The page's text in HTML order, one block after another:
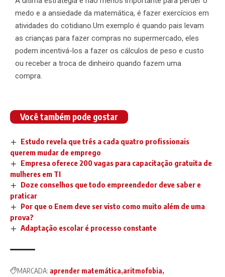
medo e a ansiedade da matemática, é fazer exercícios em
atividades do cotidiano.Um exemplo é quando pais levam
as crianças para fazer compras no supermercado, eles
podem incentivá-los a fazer os cálculos de peso e custo
ou receber a troca de dinheiro quando fazem uma
compra.
Você também pode gostar
Estudo revela que três a cada quatro profissionais
querem mudar de emprego
Empresa oferece 200 vagas para capacitação gratuita de
mulheres em TI
Doze conselhos que todo empreendedor deve saber e
praticar
Por que o Enem deve ser visto como muito além de uma
prova?
Adaptação escolar é processo constante
MARCADA: aprender matemática aritmofobia